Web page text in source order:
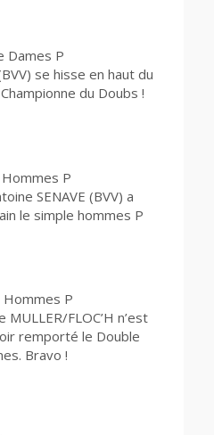
Dames P
se hisse en haut du
du Doubs !
P
SENAVE (BVV) a
le simple hommes P
Hommes P
MULLER/FLOC’H n’est
remporté le Double
Bravo !